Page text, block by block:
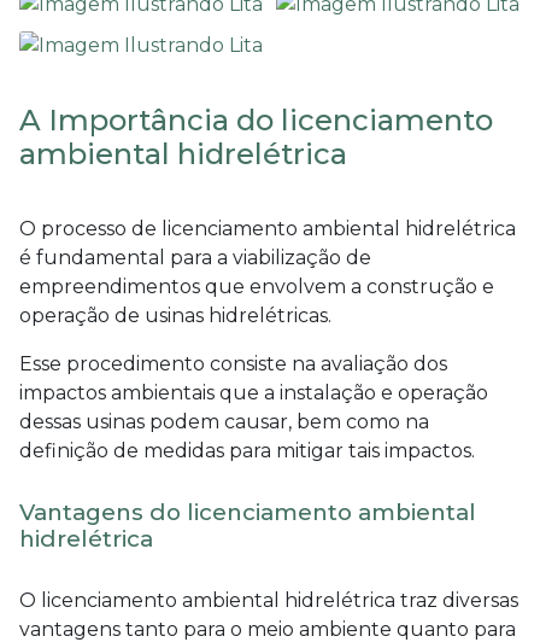
A Importância do licenciamento
ambiental hidrelétrica
O processo de licenciamento ambiental hidrelétrica
é fundamental para a viabilização de
empreendimentos que envolvem a construção e
operação de usinas hidrelétricas.
Esse procedimento consiste na avaliação dos
impactos ambientais que a instalação e operação
dessas usinas podem causar, bem como na
definição de medidas para mitigar tais impactos.
Vantagens do licenciamento ambiental
hidrelétrica
O licenciamento ambiental hidrelétrica traz diversas
vantagens tanto para o meio ambiente quanto para